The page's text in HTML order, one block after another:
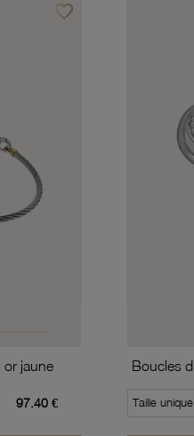
favorite_borderAjouter à vos favoris
or jaune
97.40 € Taille unique